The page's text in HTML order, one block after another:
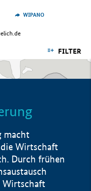
WIPANO
FILTER
macht
Wirtschaft
Durch frühen
Wirtschaft